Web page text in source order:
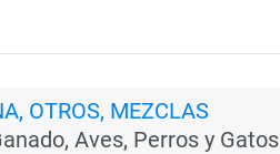
OTROS, MEZCLAS
Aves, Perros y Gatos